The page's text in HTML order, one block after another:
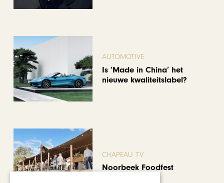
AUTOMOTIVE
Is ‘Made in China’ het
nieuwe kwaliteitslabel?
CHAPEAU TV
Noorbeek Foodfest